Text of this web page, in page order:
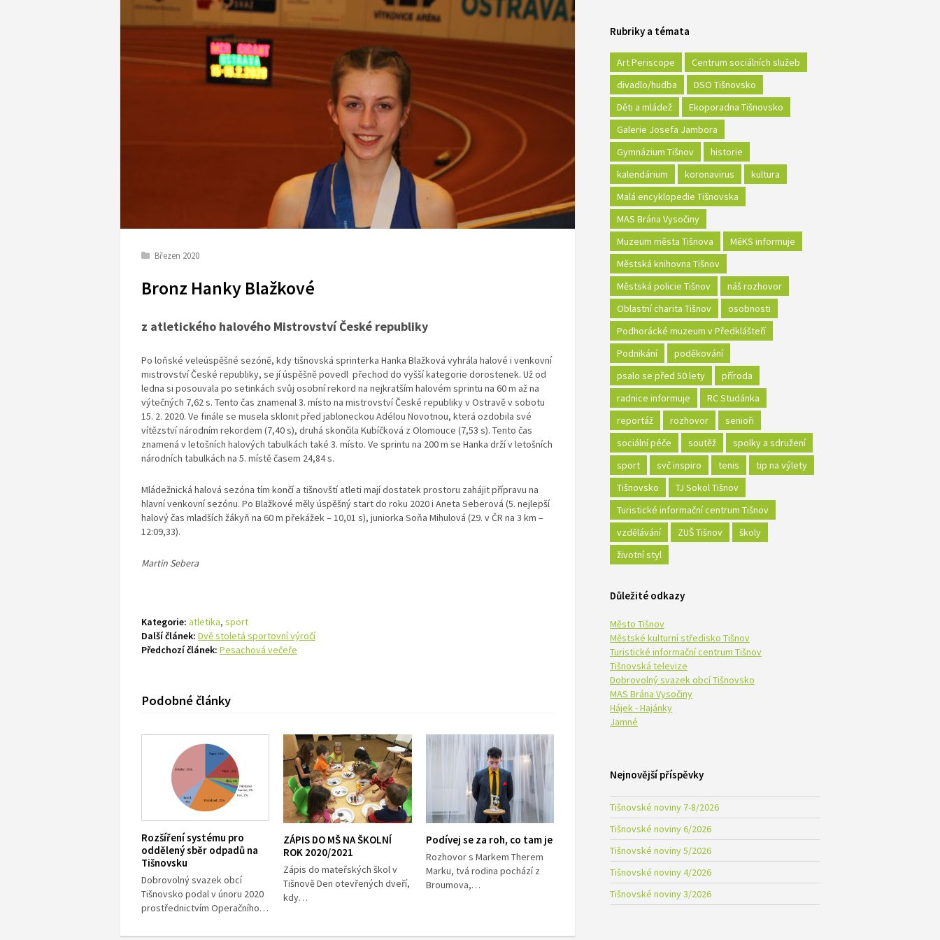
Březen 2020
Bronz Hanky Blažkové
z atletického halového Mistrovství České republiky
Po loňské veleúspěšné sezóně, kdy tišnovská sprinterka Hanka Blažková vyhrála halové i venkovní
mistrovství České republiky, se jí úspěšně povedl přechod do vyšší kategorie dorostenek. Už od
ledna si posouvala po setinkách svůj osobní rekord na nejkratším halovém sprintu na 60 m až na
výtečných 7,62 s. Tento čas znamenal 3. místo na mistrovství České republiky v Ostravě v sobotu
15. 2. 2020. Ve finále se musela sklonit před jabloneckou Adélou Novotnou, která ozdobila své
vítězství národním rekordem (7,40 s), druhá skončila Kubíčková z Olomouce (7,53 s). Tento čas
znamená v letošních halových tabulkách také 3. místo. Ve sprintu na 200 m se Hanka drží v letošních
národních tabulkách na 5. místě časem 24,84 s.
Mládežnická halová sezóna tím končí a tišnovští atleti mají dostatek prostoru zahájit přípravu na
hlavní venkovní sezónu. Po Blažkové měly úspěšný start do roku 2020 i Aneta Seberová (5. nejlepší
halový čas mladších žákyň na 60 m překážek – 10,01 s), juniorka Soňa Mihulová (29. v ČR na 3 km –
12:09,33).
Martin Sebera
Kategorie: atletika, sport
Další článek: Dvě stoletá sportovní výročí
Předchozí článek: Pesachová večeře
Podobné články
Rozšíření systému pro
oddělený sběr odpadů na
Tišnovsku
Dobrovolný svazek obcí
Tišnovsko podal v únoru 2020
prostřednictvím Operačního…
ZÁPIS DO MŠ NA ŠKOLNÍ
ROK 2020/2021
Zápis do mateřských škol v
Tišnově Den otevřených dveří,
kdy…
Podívej se za roh, co tam je
Rozhovor s Markem Therem
Marku, tvá rodina pochází z
Broumova,…
Rubriky a témata
Art Periscope
Centrum sociálních služeb
divadlo/hudba
DSO Tišnovsko
Děti a mládež
Ekoporadna Tišnovsko
Galerie Josefa Jambora
Gymnázium Tišnov
historie
kalendárium
koronavirus
kultura
Malá encyklopedie Tišnovska
MAS Brána Vysočiny
Muzeum města Tišnova
MěKS informuje
Městská knihovna Tišnov
Městská policie Tišnov
náš rozhovor
Oblastní charita Tišnov
osobnosti
Podhorácké muzeum v Předklášteří
Podnikání
poděkování
psalo se před 50 lety
příroda
radnice informuje
RC Studánka
reportáž
rozhovor
senioři
sociální péče
soutěž
spolky a sdružení
sport
svč inspiro tenis
tip na výlety
Tišnovsko
TJ Sokol Tišnov
Turistické informační centrum Tišnov
vzdělávání
ZUŠ Tišnov
školy
životní styl
Důležité odkazy
Město Tišnov
Městské kulturní středisko Tišnov
Turistické informační centrum Tišnov
Tišnovská televize
Dobrovolný svazek obcí Tišnovsko
MAS Brána Vysočiny
Hájek - Hajánky
Jamné
Nejnovější příspěvky
Tišnovské noviny 7-8/2026
Tišnovské noviny 6/2026
Tišnovské noviny 5/2026
Tišnovské noviny 4/2026
Tišnovské noviny 3/2026